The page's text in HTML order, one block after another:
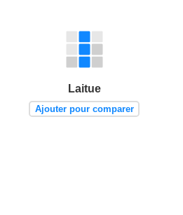
Laitue
Ajouter pour comparer